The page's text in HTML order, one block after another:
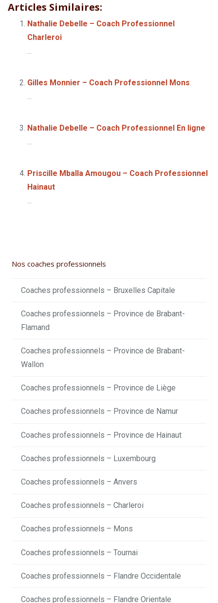
Articles Similaires:
Nathalie Debelle – Coach Professionnel
Charleroi
...
Gilles Monnier – Coach Professionnel Mons
...
Nathalie Debelle – Coach Professionnel En ligne
...
Priscille Mballa Amougou – Coach Professionnel
Hainaut
...
Nos coaches professionnels
Coaches professionnels – Bruxelles Capitale
Coaches professionnels – Province de Brabant-
Flamand
Coaches professionnels – Province de Brabant-
Wallon
Coaches professionnels – Province de Liège
Coaches professionnels – Province de Namur
Coaches professionnels – Province de Hainaut
Coaches professionnels – Luxembourg
Coaches professionnels – Anvers
Coaches professionnels – Charleroi
Coaches professionnels – Mons
Coaches professionnels – Tournai
Coaches professionnels – Flandre Occidentale
Coaches professionnels – Flandre Orientale